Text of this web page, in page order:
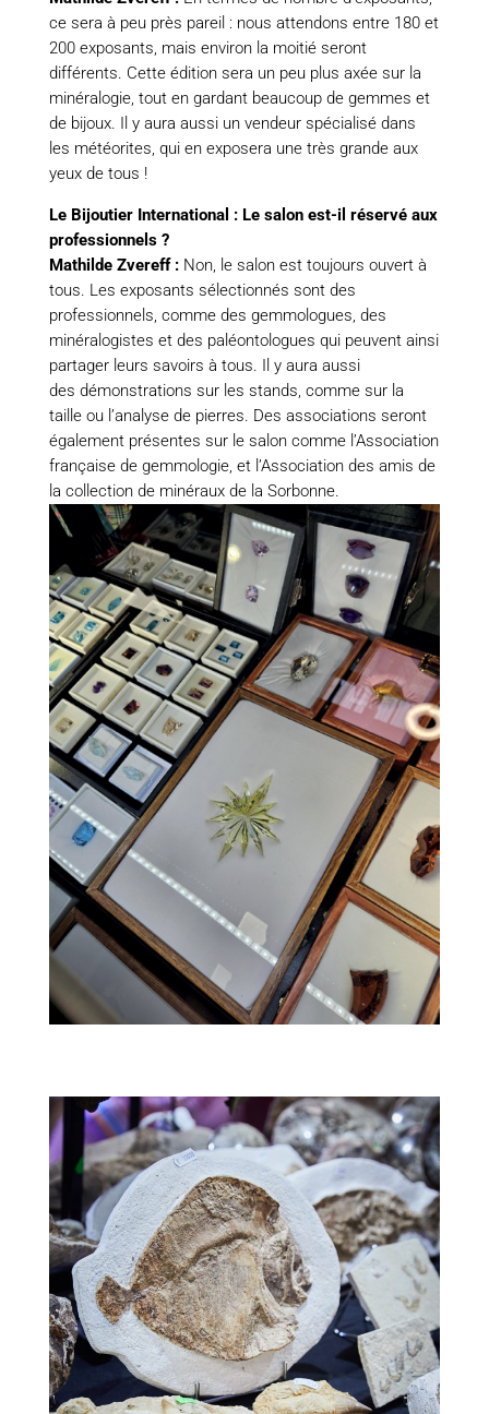
ce sera à peu près pareil : nous attendons entre 180 et
200 exposants, mais environ la moitié seront
différents. Cette édition sera un peu plus axée sur la
minéralogie, tout en gardant beaucoup de gemmes et
de bijoux. Il y aura aussi un vendeur spécialisé dans
les météorites, qui en exposera une très grande aux
yeux de tous !
Le Bijoutier International : Le salon est-il réservé aux
professionnels ?
Mathilde Zvereff : Non, le salon est toujours ouvert à
tous. Les exposants sélectionnés sont des
professionnels, comme des gemmologues, des
minéralogistes et des paléontologues qui peuvent ainsi
partager leurs savoirs à tous. Il y aura aussi
des démonstrations sur les stands, comme sur la
taille ou l’analyse de pierres. Des associations seront
également présentes sur le salon comme l’Association
française de gemmologie, et l’Association des amis de
la collection de minéraux de la Sorbonne.